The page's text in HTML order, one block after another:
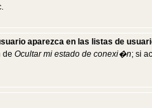
aparezca en las listas de
de Ocultar mi estado de conexi�n; si